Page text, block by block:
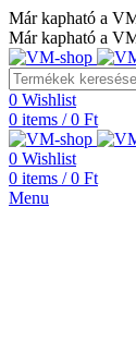
Már kapható a
Már kapható a
0 Wishlist
0 items / 0 Ft
0 Wishlist
0 items / 0 Ft
Menu